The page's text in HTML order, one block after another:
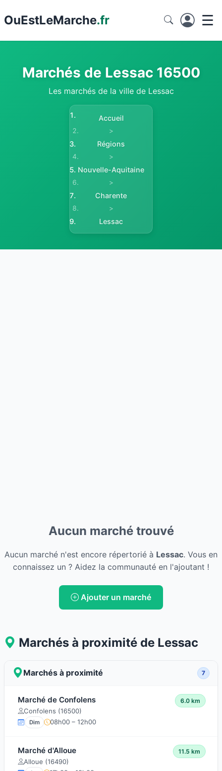
OuEstLeMarche.fr ☰
Marchés de Lessac 16500
Les marchés de la ville de Lessac
Accueil
>
Régions
>
Nouvelle-Aquitaine
>
Charente
>
Lessac
Aucun marché trouvé
Aucun marché n'est encore répertorié à Lessac. Vous en
connaissez un ? Aidez la communauté en l'ajoutant !
Ajouter un marché
Marchés à proximité de Lessac
Marchés à proximité 7
Marché de Confolens
Confolens (16500)
6.0 km
Dim 08h00 – 12h00
Marché d'Alloue
Alloue (16490)
11.5 km